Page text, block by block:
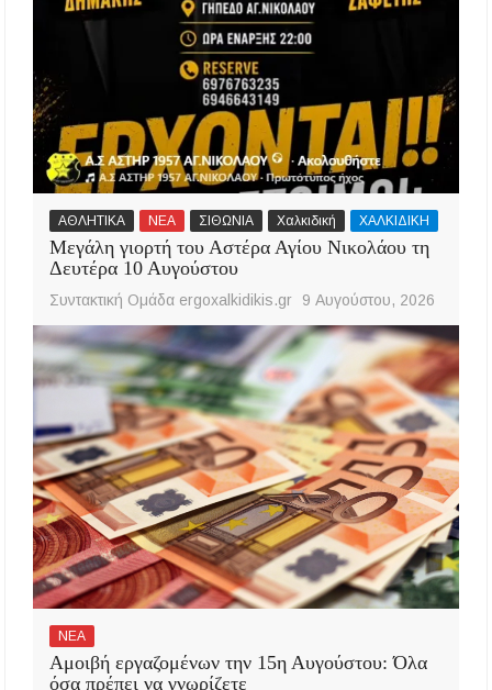
ΑΘΛΗΤΙΚΑ ΝΕΑ ΣΙΘΩΝΙΑ Χαλκιδική ΧΑΛΚΙΔΙΚΗ
Μεγάλη γιορτή του Αστέρα Αγίου Νικολάου τη
Δευτέρα 10 Αυγούστου
Συντακτική Ομάδα ergoxalkidikis.gr 9 Αυγούστου, 2026
ΝΕΑ
Αμοιβή εργαζομένων την 15η Αυγούστου: Όλα
όσα πρέπει να γνωρίζετε